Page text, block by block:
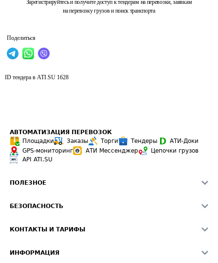
Зарегистрируйтесь и получите доступ к тендерам на перевозки, заявкам
на перевозку грузов и поиск транспорта
Поделиться
ID тендера в ATI.SU 1628
АВТОМАТИЗАЦИЯ ПЕРЕВОЗОК
Площадки
Заказы Торги Тендеры
АТИ-Доки
GPS-мониторинг
АТИ Мессенджер
Цепочки грузов
API ATI.SU
ПОЛЕЗНОЕ
Звезды ATI.SU на вашем сайте
Средние ставки
БЕЗОПАСНОСТЬ
Светофор+
КОНТАКТЫ И ТАРИФЫ
ИНФОРМАЦИЯ